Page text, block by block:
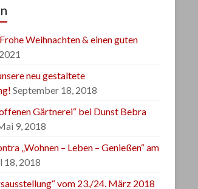
Weihnachten & einen guten
neu gestaltete
September 18, 2018
Gärtnerei“ bei Dunst Bebra
9, 2018
„Wohnen – Leben – Genießen“ am
18, 2018
vom 23./24. März 2018